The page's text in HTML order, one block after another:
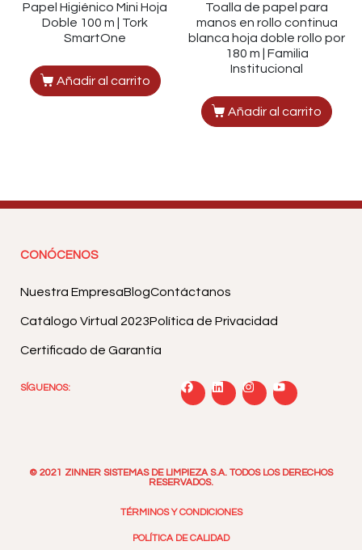
Papel Higiénico Mini Hoja
Doble 100 m | Tork
SmartOne
Añadir al carrito
Toalla de papel para
manos en rollo continua
blanca hoja doble rollo por
180 m | Familia
Institucional
Añadir al carrito
CONÓCENOS
Nuestra EmpresaBlogContáctanos
Catálogo Virtual 2023Política de Privacidad
Certificado de Garantía
SÍGUENOS:
© 2021 ZINNER SISTEMAS DE LIMPIEZA S.A. TODOS LOS DERECHOS
RESERVADOS.
TÉRMINOS Y CONDICIONES
POLÍTICA DE CALIDAD